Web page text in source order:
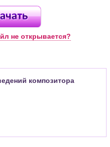
не открывается?
композитора